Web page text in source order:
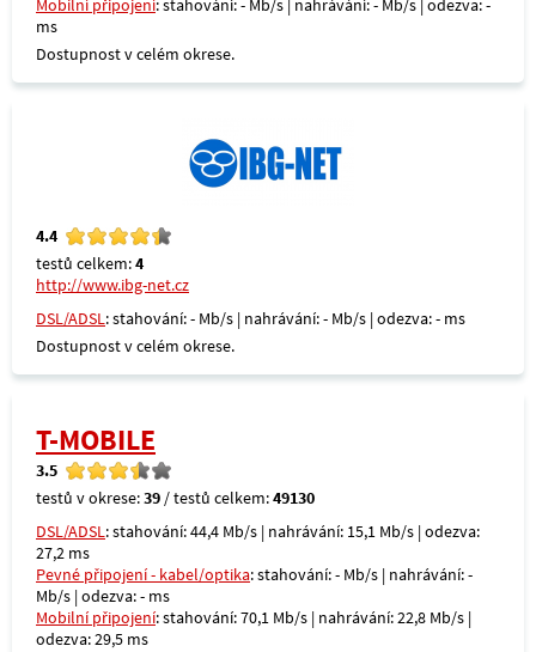
Mobilní připojení: stahování: - Mb/s | nahrávání: - Mb/s | odezva: -
ms
Dostupnost v celém okrese.
4.4
testů celkem:4
http://www.ibg-net.cz
DSL/ADSL: stahování: - Mb/s | nahrávání: - Mb/s | odezva: - ms
Dostupnost v celém okrese.
T-MOBILE
3.5
testů v okrese:39 / testů celkem:49130
DSL/ADSL: stahování: 44,4 Mb/s | nahrávání: 15,1 Mb/s | odezva:
27,2 ms
Pevné připojení - kabel/optika: stahování: - Mb/s | nahrávání: -
Mb/s | odezva: - ms
Mobilní připojení: stahování: 70,1 Mb/s | nahrávání: 22,8 Mb/s |
odezva: 29,5 ms